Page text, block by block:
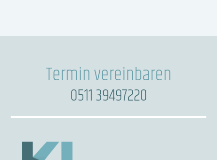
Termin vereinbaren
0511 39497220